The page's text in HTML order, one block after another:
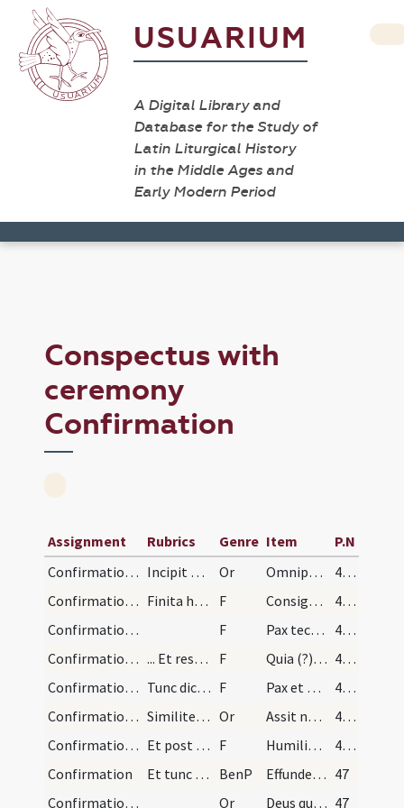
USUARIUM
A Digital Library and
Database for the Study of
Latin Liturgical History
in the Middle Ages and
Early Modern Period
Conspectus with
ceremony
Confirmation
Assignment Rubrics Genre Item
P.N
Confirmation/1
Incipit ordo ad consignandos infantes Or Omnipotens sempiterne Deus qui regenerare ... propitiatus aeternam.
46 (22v)
Confirmation/1
Finita hac oratione, interrogantibus diaconibus n… F Consigno et confirmo te signo crucis in nomine
46 (22v)
Confirmation/2
F Pax tecum
46 (22v)
Confirmation/3
... Et respondent ministri: 'Amen' F Quia (?) sic benedicetur omnis homo qui timet Dominum.
46 (22v)
Confirmation/4
Tunc dicit ei pontifex: ... Respondent ministri:… F Pax et benedictio Dei sit semper tecum
46 (22v)
Confirmation/2
Similiter facit per singulos. Postea dicat oratio… Or Assit nobis Domine quaesumus virtus ... operatione confirmet.
46 (22v)
Confirmation/5
Et post hanc orationem annuntiet levita: F Humiliate vos ad benedictionem
46 (22v)
Confirmation
Et tunc decantando dicat episcopus super omnes (?… BenP Effunde quaesumus Domine super hos famulos tuos ... multitudinem peccatorum. 47
Confirmation/3
Or Deus qui apostolis tuis Sanctum dedisti Spiritum ... inhabitando perficiat. 47